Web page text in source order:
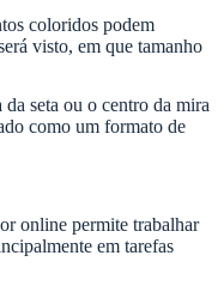
coloridos podem
visto, em que tamanho
seta ou o centro da mira
como um formato de
online permite trabalhar
em tarefas